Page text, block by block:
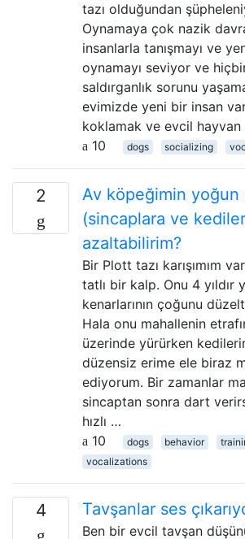
tazı olduğundan
Oynamaya çok nazik
insanlarla tanışmayı ve
oynamayı seviyor ve
saldırganlık sorunu
evimizde yeni bir insan
koklamak ve evcil
10
dogs socializing
2
Av köpeğimin yoğun
(sincaplara ve
azaltabilirim?
Bir Plott tazı karışımım
tatlı bir kalp. Onu 4 yıldır
kenarlarının çoğunu
Hala onu mahallenin
üzerinde yürürken
düzensiz erime ele biraz
ediyorum. Bir zamanlar
sincaptan sonra dart
hızlı …
10
dogs behavior
vocalizations
4 Tavşanlar ses
Ben bir evcil tavşan